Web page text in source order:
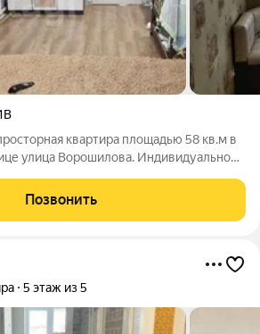
квартира площадью 58 кв.м в
улица Ворошилова. Индивидуальное
теплоизоляцию. Внутри выполнен
Позвонить
5 этаж из 5